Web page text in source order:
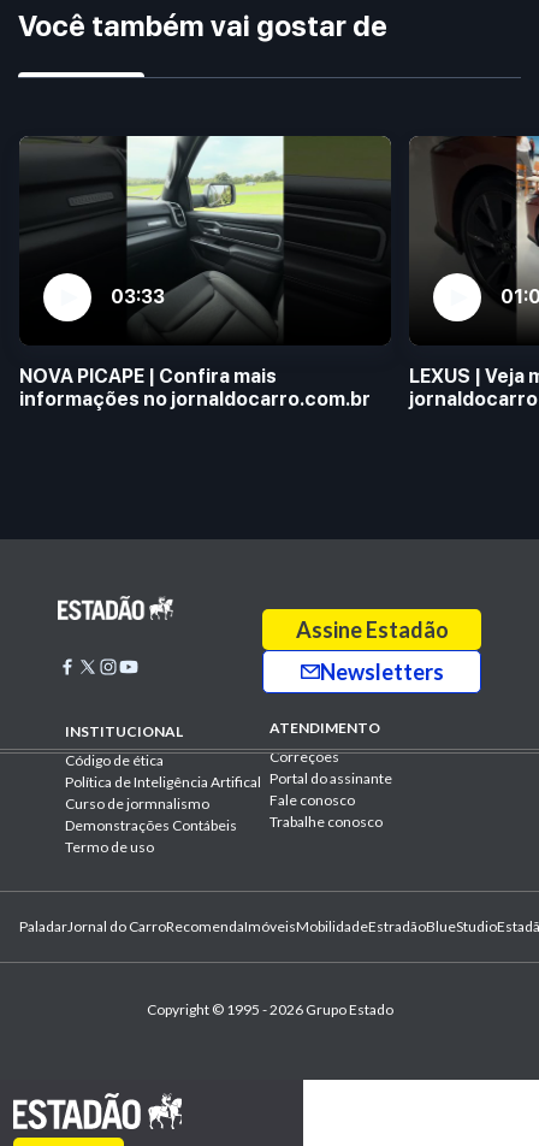
Você também vai gostar de
03:33
NOVA PICAPE | Confira mais
informações no jornaldocarro.com.br
LEXUS | Veja